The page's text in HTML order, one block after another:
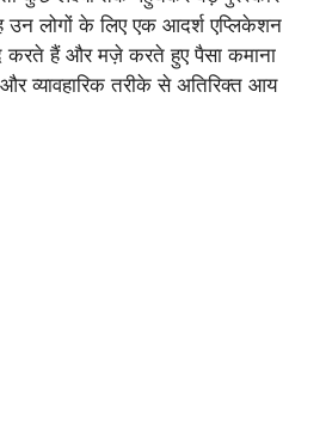
लोगों के लिए एक आदर्श एप्लिकेशन
करते हैं और मज़े करते हुए पैसा कमाना
व्यावहारिक तरीके से अतिरिक्त आय